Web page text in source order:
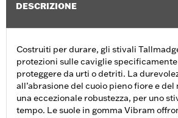
DESCRIZIONE
Costruiti per durare, gli stivali
protezioni sulle caviglie
proteggere da urti o detriti. La
all’abrasione del cuoio pieno fiore e
una eccezionale robustezza, per uno
tempo. Le suole in gomma Vibram